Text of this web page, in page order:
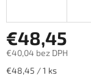
€48,45
€40,04 bez DPH
Jednotková
€48,45 / 1 ks